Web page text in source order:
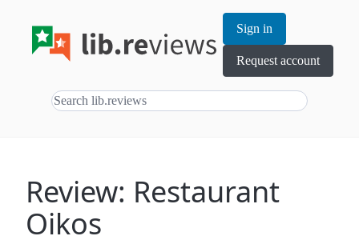
Sign in
Request account
Review: Restaurant
Oikos